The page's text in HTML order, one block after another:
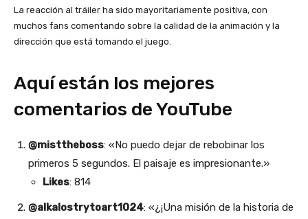
La reacción al tráiler ha sido mayoritariamente positiva, con
muchos fans comentando sobre la calidad de la animación y la
dirección que está tomando el juego.
Aquí están los mejores
comentarios de YouTube
@misttheboss: «No puedo dejar de rebobinar los
primeros 5 segundos. El paisaje es impresionante.»
Likes: 814
@alkalostrytoart1024: «¿¡Una misión de la historia de